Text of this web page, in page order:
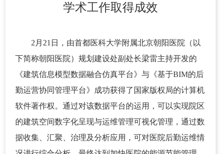
学术工作取得成效
2月21日，由首都医科大学附属北京朝阳医院（以
下简称朝阳医院）规划建设处副处长梁雷主持开发的
《建筑信息模型数据融合仿真平台》与《基于BIM的后
勤运营协同管理平台》成功获得了国家版权局的计算机
软件著作权。通过对该数据平台的运用，可以实现院区
的建筑空间数字化呈现与运维管理可视化管理，通过数
据收集、汇聚、治理及分析应用，可对医院后勤运维情